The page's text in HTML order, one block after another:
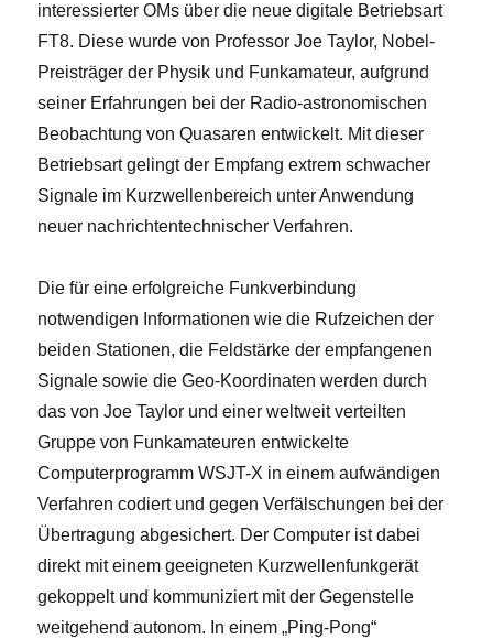
interessierter OMs über die neue digitale Betriebsart
FT8. Diese wurde von Professor Joe Taylor, Nobel-
Preisträger der Physik und Funkamateur, aufgrund
seiner Erfahrungen bei der Radio-astronomischen
Beobachtung von Quasaren entwickelt. Mit dieser
Betriebsart gelingt der Empfang extrem schwacher
Signale im Kurzwellenbereich unter Anwendung
neuer nachrichtentechnischer Verfahren.
Die für eine erfolgreiche Funkverbindung
notwendigen Informationen wie die Rufzeichen der
beiden Stationen, die Feldstärke der empfangenen
Signale sowie die Geo-Koordinaten werden durch
das von Joe Taylor und einer weltweit verteilten
Gruppe von Funkamateuren entwickelte
Computerprogramm WSJT-X in einem aufwändigen
Verfahren codiert und gegen Verfälschungen bei der
Übertragung abgesichert. Der Computer ist dabei
direkt mit einem geeigneten Kurzwellenfunkgerät
gekoppelt und kommuniziert mit der Gegenstelle
weitgehend autonom. In einem „Ping-Pong“